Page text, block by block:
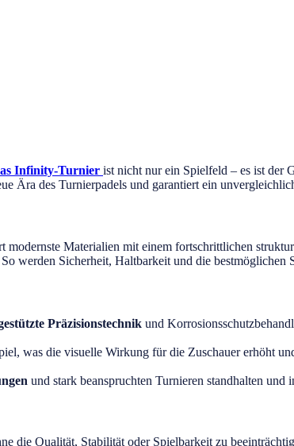
Infinity-Turnier ist nicht nur ein Spielfeld – es ist der
Ära des Turnierpadels und garantiert ein
modernste Materialien mit einem fortschrittlichen
werden Sicherheit, Haltbarkeit und die bestmöglichen
Präzisionstechnik und
was die visuelle Wirkung für die Zuschauer erhöht
und stark beanspruchten Turnieren standhalten und
die Qualität, Stabilität oder Spielbarkeit zu